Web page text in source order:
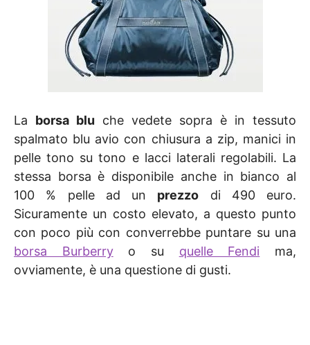
La borsa blu che vedete sopra è in tessuto
spalmato blu avio con chiusura a zip, manici in
pelle tono su tono e lacci laterali regolabili. La
stessa borsa è disponibile anche in bianco al
100 % pelle ad un prezzo di 490 euro.
Sicuramente un costo elevato, a questo punto
con poco più con converrebbe puntare su una
borsa Burberryo su quelle Fendi ma,
ovviamente, è una questione di gusti.